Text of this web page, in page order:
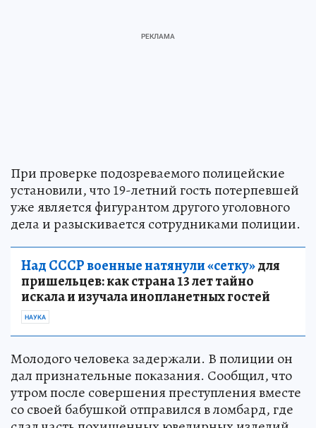
При проверке подозреваемого полицейские
установили, что 19-летний гость потерпевшей
уже является фигурантом другого уголовного
дела и разыскивается сотрудниками полиции.
Над СССР военные натянули «сетку»для
пришельцев: как страна 13 лет тайно
искала и изучала инопланетных гостей
НАУКА
Молодого человека задержали. В полиции он
дал признательные показания. Сообщил, что
утром после совершения преступления вместе
со своей бабушкой отправился в ломбард, где